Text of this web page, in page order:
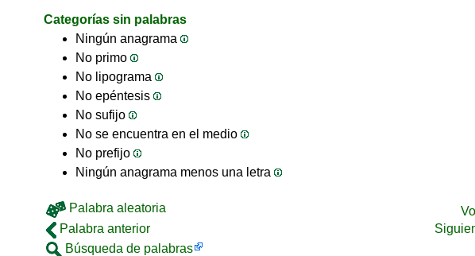
Categorías sin palabras
Ningún anagrama
No primo
No lipograma
No epéntesis
No sufijo
No se encuentra en el medio
No prefijo
Ningún anagrama menos una letra
Palabra aleatoria
Palabra anterior
Búsqueda de palabras